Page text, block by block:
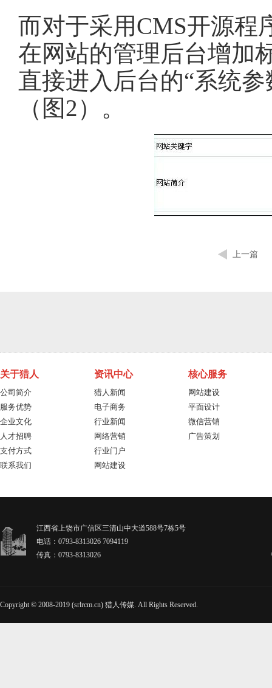
而对于采用CMS开源程
在网站的管理后台增加
直接进入后台的“系统
（图2）。
上一篇
关于猎人
公司简介
服务优势
企业文化
人才招聘
支付方式
联系我们
资讯中心
猎人新闻
电子商务
行业新闻
网络营销
行业门户
网站建设
核心服务
网站建设
平面设计
微信营销
广告策划
江西省上饶市广信区三清山中大道588号7栋5号
电话：0793-8313026 7094119
传真：0793-8313026
Copyright © 2008-2019 (srlrcm.cn) 猎人传媒. All Rights Reserved.